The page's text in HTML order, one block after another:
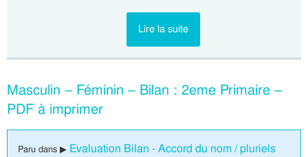
Lire la suite
Masculin – Féminin – Bilan : 2eme Primaire –
PDF à imprimer
Paru dans ▶ Evaluation Bilan - Accord du nom / pluriels